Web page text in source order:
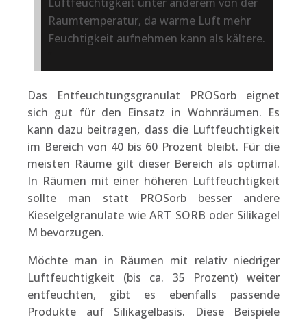
Raumtemperatur, da warme Luft mehr
Feuchtigkeit aufnehmen kann als kältere.
Das Entfeuchtungsgranulat PROSorb eignet
sich gut für den Einsatz in Wohnräumen. Es
kann dazu beitragen, dass die Luftfeuchtigkeit
im Bereich von 40 bis 60 Prozent bleibt. Für die
meisten Räume gilt dieser Bereich als optimal.
In Räumen mit einer höheren Luftfeuchtigkeit
sollte man statt PROSorb besser andere
Kieselgelgranulate wie ART SORB oder Silikagel
M bevorzugen.
Möchte man in Räumen mit relativ niedriger
Luftfeuchtigkeit (bis ca. 35 Prozent) weiter
entfeuchten, gibt es ebenfalls passende
Produkte auf Silikagelbasis. Diese Beispiele